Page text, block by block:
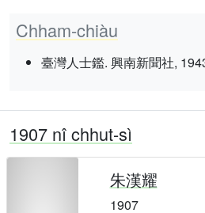
Chham-chiàu
臺灣人士鑑. 興南新聞社,
1907 nî chhut-sì
朱漢耀
1907